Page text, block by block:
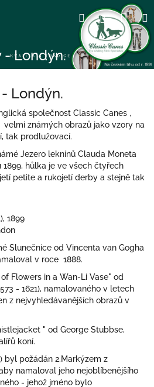
HledatPřihlášení
- Londýn.
Londýn.
společnost Classic Canes ,
známých obrazů jako vzory na
tak prodlužovací.
Jezero leknínů Clauda Moneta
1899, hůlka je ve všech čtyřech
petite a rukojetí derby a stejně tak
1899
Slunečnice od Vincenta van Gogha
v roce 1888.
Flowers in a Wan-Li Vase" od
- 1621), namalovaného v letech
z nejvyhledávanějších obrazů v
" od George Stubbse,
koní.
byl požádán 2.Markýzem z
namaloval jeho nejoblíbenějšího
- jehož jméno bylo